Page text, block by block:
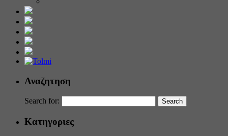
Αναζητηση
Search for:
Κατηγοριες